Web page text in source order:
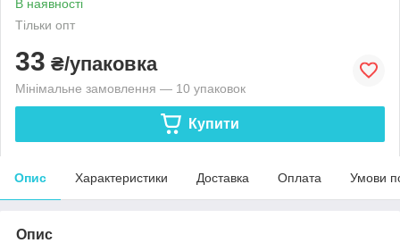
В наявності
Тільки опт
33 ₴/упаковка
Мінімальне замовлення — 10 упаковок
Купити
Опис Характеристики Доставка Оплата Умови
Опис